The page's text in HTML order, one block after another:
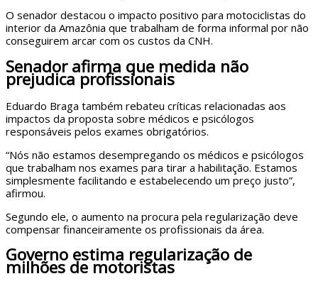
O senador destacou o impacto positivo para motociclistas do
interior da Amazônia que trabalham de forma informal por não
conseguirem arcar com os custos da CNH.
Senador afirma que medida não
prejudica profissionais
Eduardo Braga também rebateu críticas relacionadas aos
impactos da proposta sobre médicos e psicólogos
responsáveis pelos exames obrigatórios.
“Nós não estamos desempregando os médicos e psicólogos
que trabalham nos exames para tirar a habilitação. Estamos
simplesmente facilitando e estabelecendo um preço justo”,
afirmou.
Segundo ele, o aumento na procura pela regularização deve
compensar financeiramente os profissionais da área.
Governo estima regularização de
milhões de motoristas